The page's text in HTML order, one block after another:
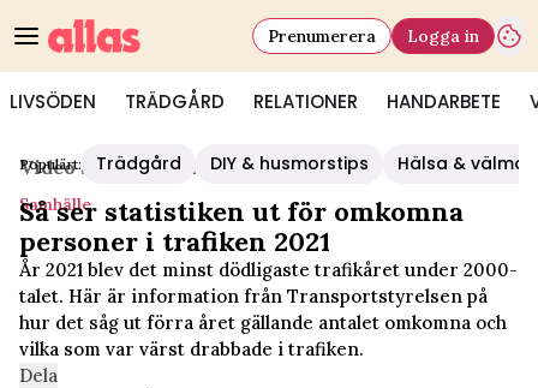
LIVSÖDEN TRÄDGÅRD RELATIONER HANDARBETE
Prenumerera Logga in
Populärt: Trädgård DIY & husmorstips Hälsa &
Video Start/Samhälle
Samhälle
Så ser statistiken ut för omkomna
personer i trafiken 2021
År 2021 blev det minst dödligaste trafikåret under 2000-
talet. Här är information från Transportstyrelsen på
hur det såg ut förra året gällande antalet omkomna och
vilka som var värst drabbade i trafiken.
Dela